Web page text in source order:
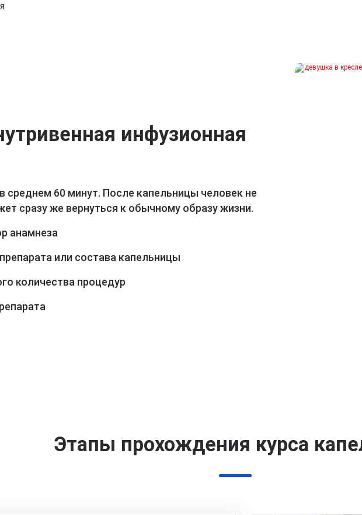
инфузионная
среднем 60 минут. После капельницы человек не
сразу же вернуться к обычному образу жизни.
анамнеза
или состава капельницы
количества процедур
Этапы прохождения курса